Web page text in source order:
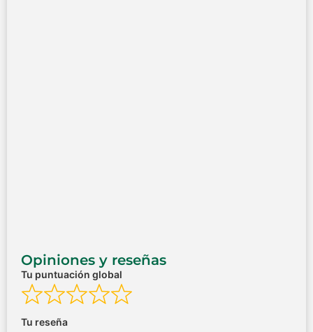
Opiniones y reseñas
Tu puntuación global
Tu reseña